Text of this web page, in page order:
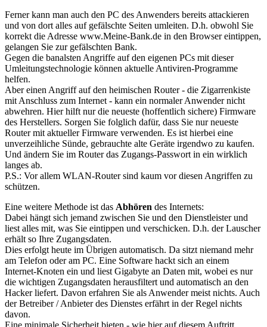
Ferner kann man auch den PC des Anwenders bereits attackieren
und von dort alles auf gefälschte Seiten umleiten. D.h. obwohl Sie
korrekt die Adresse www.Meine-Bank.de in den Browser eintippen,
gelangen Sie zur gefälschten Bank.
Gegen die banalsten Angriffe auf den eigenen PCs mit dieser
Umleitungstechnologie können aktuelle Antiviren-Programme
helfen.
Aber einen Angriff auf den heimischen Router - die Zigarrenkiste
mit Anschluss zum Internet - kann ein normaler Anwender nicht
abwehren. Hier hilft nur die neueste (hoffentlich sichere) Firmware
des Herstellers. Sorgen Sie folglich dafür, dass Sie nur neueste
Router mit aktueller Firmware verwenden. Es ist hierbei eine
unverzeihliche Sünde, gebrauchte alte Geräte irgendwo zu kaufen.
Und ändern Sie im Router das Zugangs-Passwort in ein wirklich
langes ab.
P.S.: Vor allem WLAN-Router sind kaum vor diesen Angriffen zu
schützen.
Eine weitere Methode ist das Abhören des Internets:
Dabei hängt sich jemand zwischen Sie und den Dienstleister und
liest alles mit, was Sie eintippen und verschicken. D.h. der Lauscher
erhält so Ihre Zugangsdaten.
Dies erfolgt heute im Übrigen automatisch. Da sitzt niemand mehr
am Telefon oder am PC. Eine Software hackt sich an einem
Internet-Knoten ein und liest Gigabyte an Daten mit, wobei es nur
die wichtigen Zugangsdaten herausfiltert und automatisch an den
Hacker liefert. Davon erfahren Sie als Anwender meist nichts. Auch
der Betreiber / Anbieter des Dienstes erfährt in der Regel nichts
davon.
Eine minimale Sicherheit bieten - wie hier auf diesem Auftritt